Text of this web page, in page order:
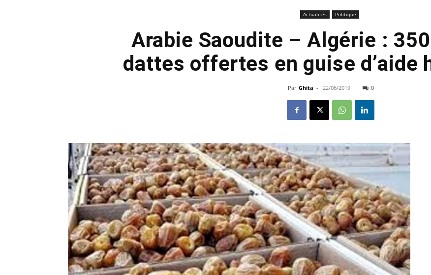
Actualités Politique
Arabie Saoudite – Algérie :
dattes offertes en guise d’aide
Par Ghita - 22/06/2019 0